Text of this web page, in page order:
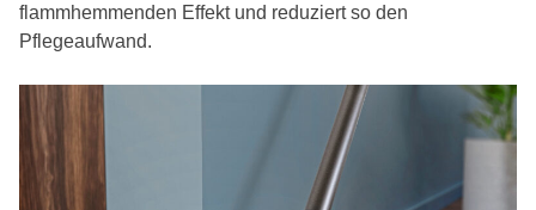
flammhemmenden Effekt und reduziert so den
Pflegeaufwand.